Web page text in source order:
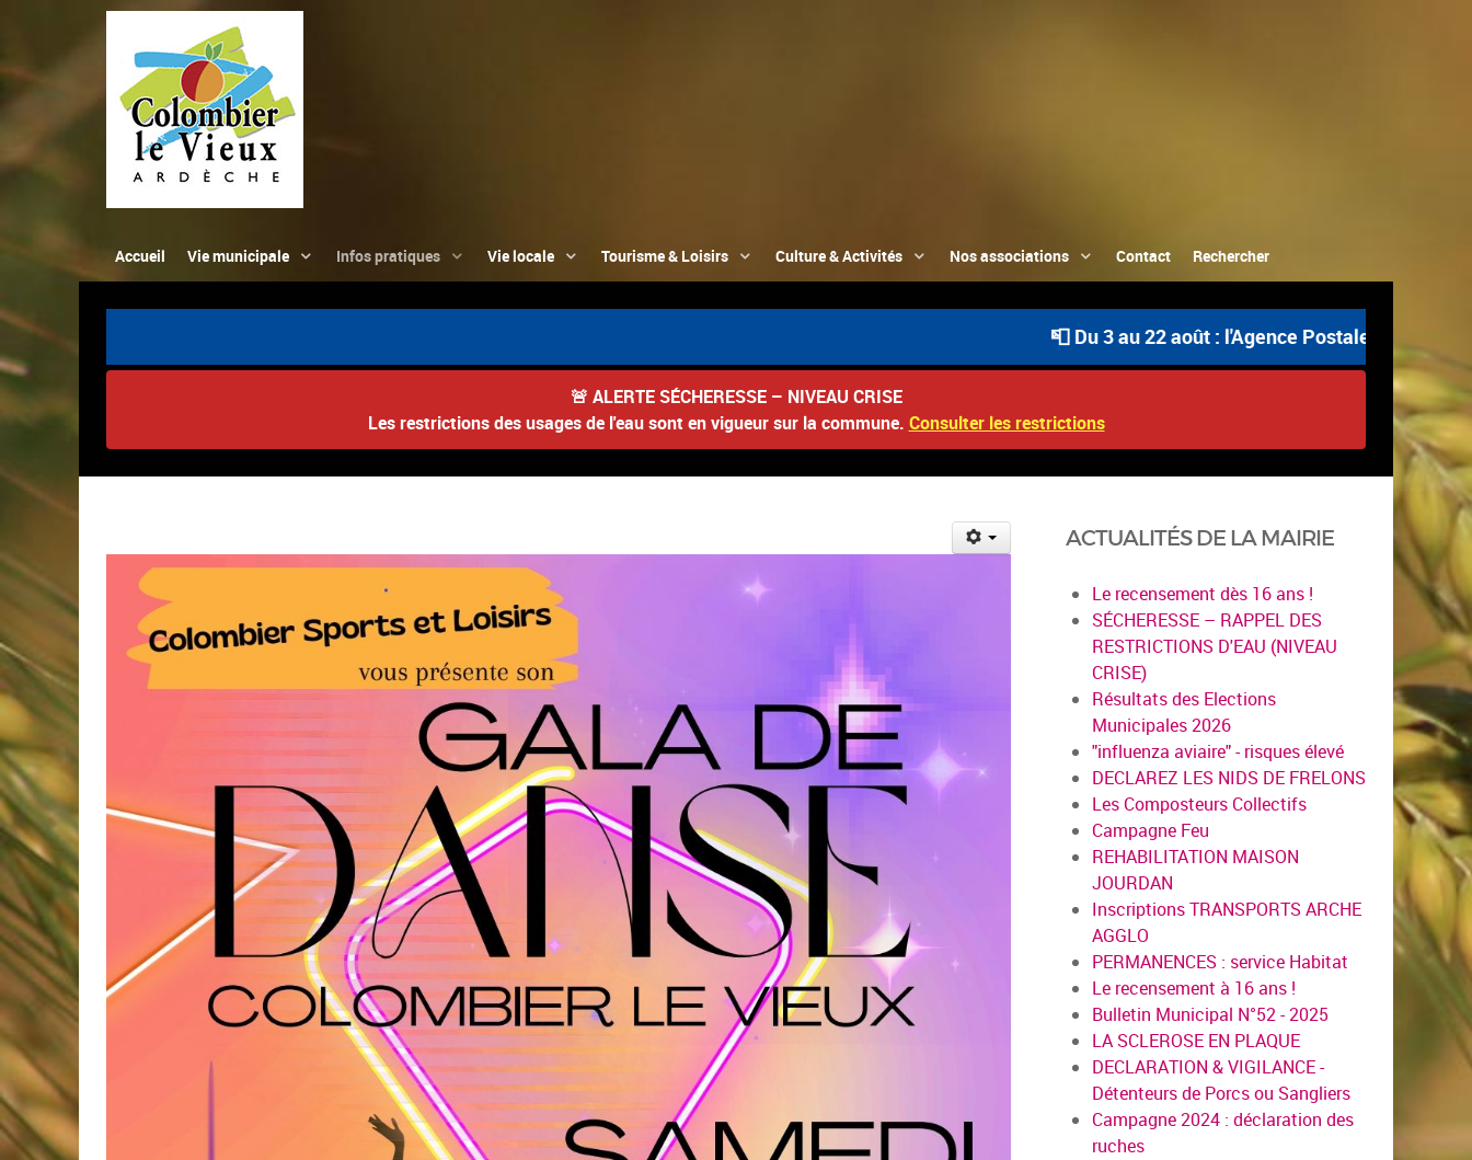
Accueil Vie municipale Infos pratiques Vie locale Tourisme & Loisirs Culture & Activités Nos associations Contact Rechercher
📮 Du 3 au 22 août : l'Agence Postale Communale
🚨 ALERTE SÉCHERESSE – NIVEAU CRISE
Les restrictions des usages de l'eau sont en vigueur sur la commune. Consulter les restrictions
ACTUALITÉS DE LA MAIRIE
Le recensement dès 16 ans !
SÉCHERESSE – RAPPEL DES
RESTRICTIONS D'EAU (NIVEAU
CRISE)
Résultats des Elections
Municipales 2026
"influenza aviaire" - risques élevé
DECLAREZ LES NIDS DE FRELONS
Les Composteurs Collectifs
Campagne Feu
REHABILITATION MAISON
JOURDAN
Inscriptions TRANSPORTS ARCHE
AGGLO
PERMANENCES : service Habitat
Le recensement à 16 ans !
Bulletin Municipal N°52 - 2025
LA SCLEROSE EN PLAQUE
DECLARATION & VIGILANCE -
Détenteurs de Porcs ou Sangliers
Campagne 2024 : déclaration des
ruches